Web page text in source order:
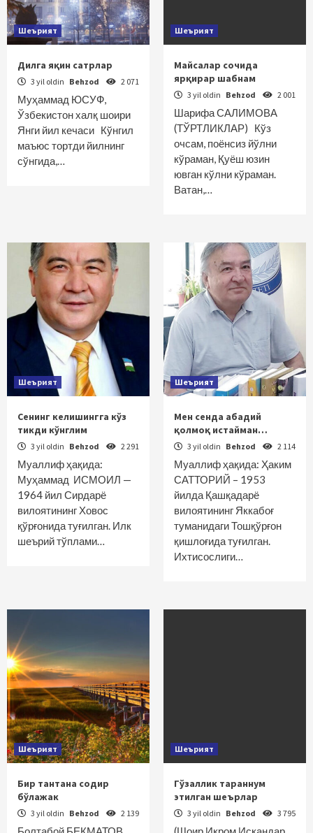
Шеърият
Дилга яқин сатрлар
3 yil oldin Behzod 2 071
Муҳаммад ЮСУФ,
Ўзбекистон халқ шоири
Янги йил кечаси Кўнгил
маъюс тортди йилнинг
сўнгида,…
Шеърият
Майсалар сочида
ярқирар шабнам
3 yil oldin Behzod 2 001
Шарифа САЛИМОВА
(ТЎРТЛИКЛАР) Кўз
очсам, поёнсиз йўлни
кўраман, Қуёш юзин
ювган кўлни кўраман.
Ватан,…
Шеърият
Сенинг келишингга кўз
тикди кўнглим
3 yil oldin Behzod 2 291
Муаллиф ҳақида:
Муҳаммад ИСМОИЛ —
1964 йил Сирдарё
вилоятининг Ховос
қўрғонида туғилган. Илк
шеърий тўп­лами…
Шеърият
Мен сенда абадий
қолмоқ истайман…
3 yil oldin Behzod 2 114
Муаллиф ҳақида: Ҳаким
САТТОРИЙ – 1953
йилда Қашқадарё
вилоятининг Яккабоғ
туманидаги Тошқўрғон
қишлоғида туғилган.
Ихтисослиги…
Шеърият
Бир тантана содир
бўлажак
3 yil oldin Behzod 2 139
Шеърият
Гўзаллик тараннум
этилган шеърлар
3 yil oldin Behzod 3 795